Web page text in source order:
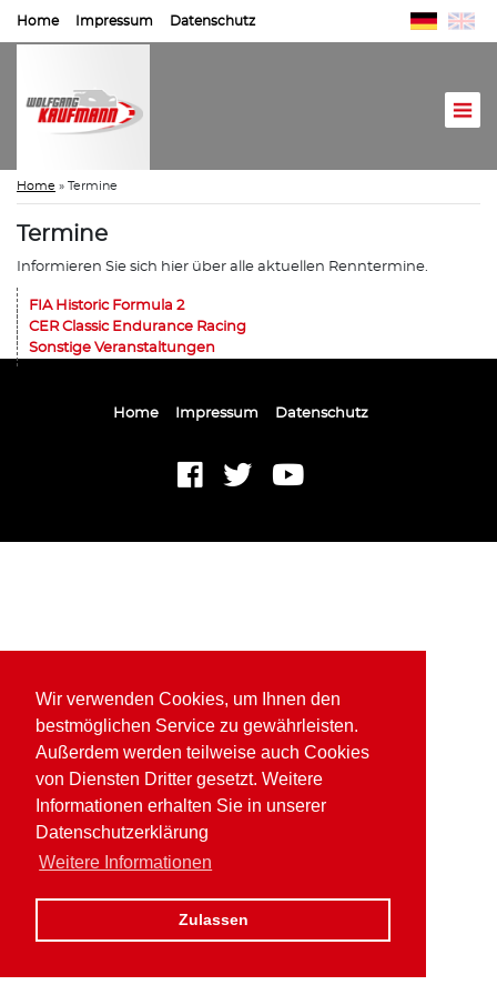
Wir verwenden Cookies, um Ihnen den
bestmöglichen Service zu gewährleisten.
Außerdem werden teilweise auch Cookies
von Diensten Dritter gesetzt. Weitere
Informationen erhalten Sie in unserer
Datenschutzerklärung
Weitere Informationen
Zulassen
Home Impressum Datenschutz
Home » Termine
Termine
Informieren Sie sich hier über alle aktuellen Renntermine.
FIA Historic Formula 2
CER Classic Endurance Racing
Sonstige Veranstaltungen
Home Impressum Datenschutz